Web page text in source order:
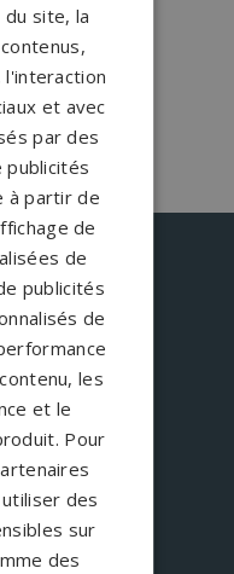
granits et de
du site, la
et avec
par des
publicités
à partir de
de
de
publicités
de
les
et le
Pour
des
sur
des